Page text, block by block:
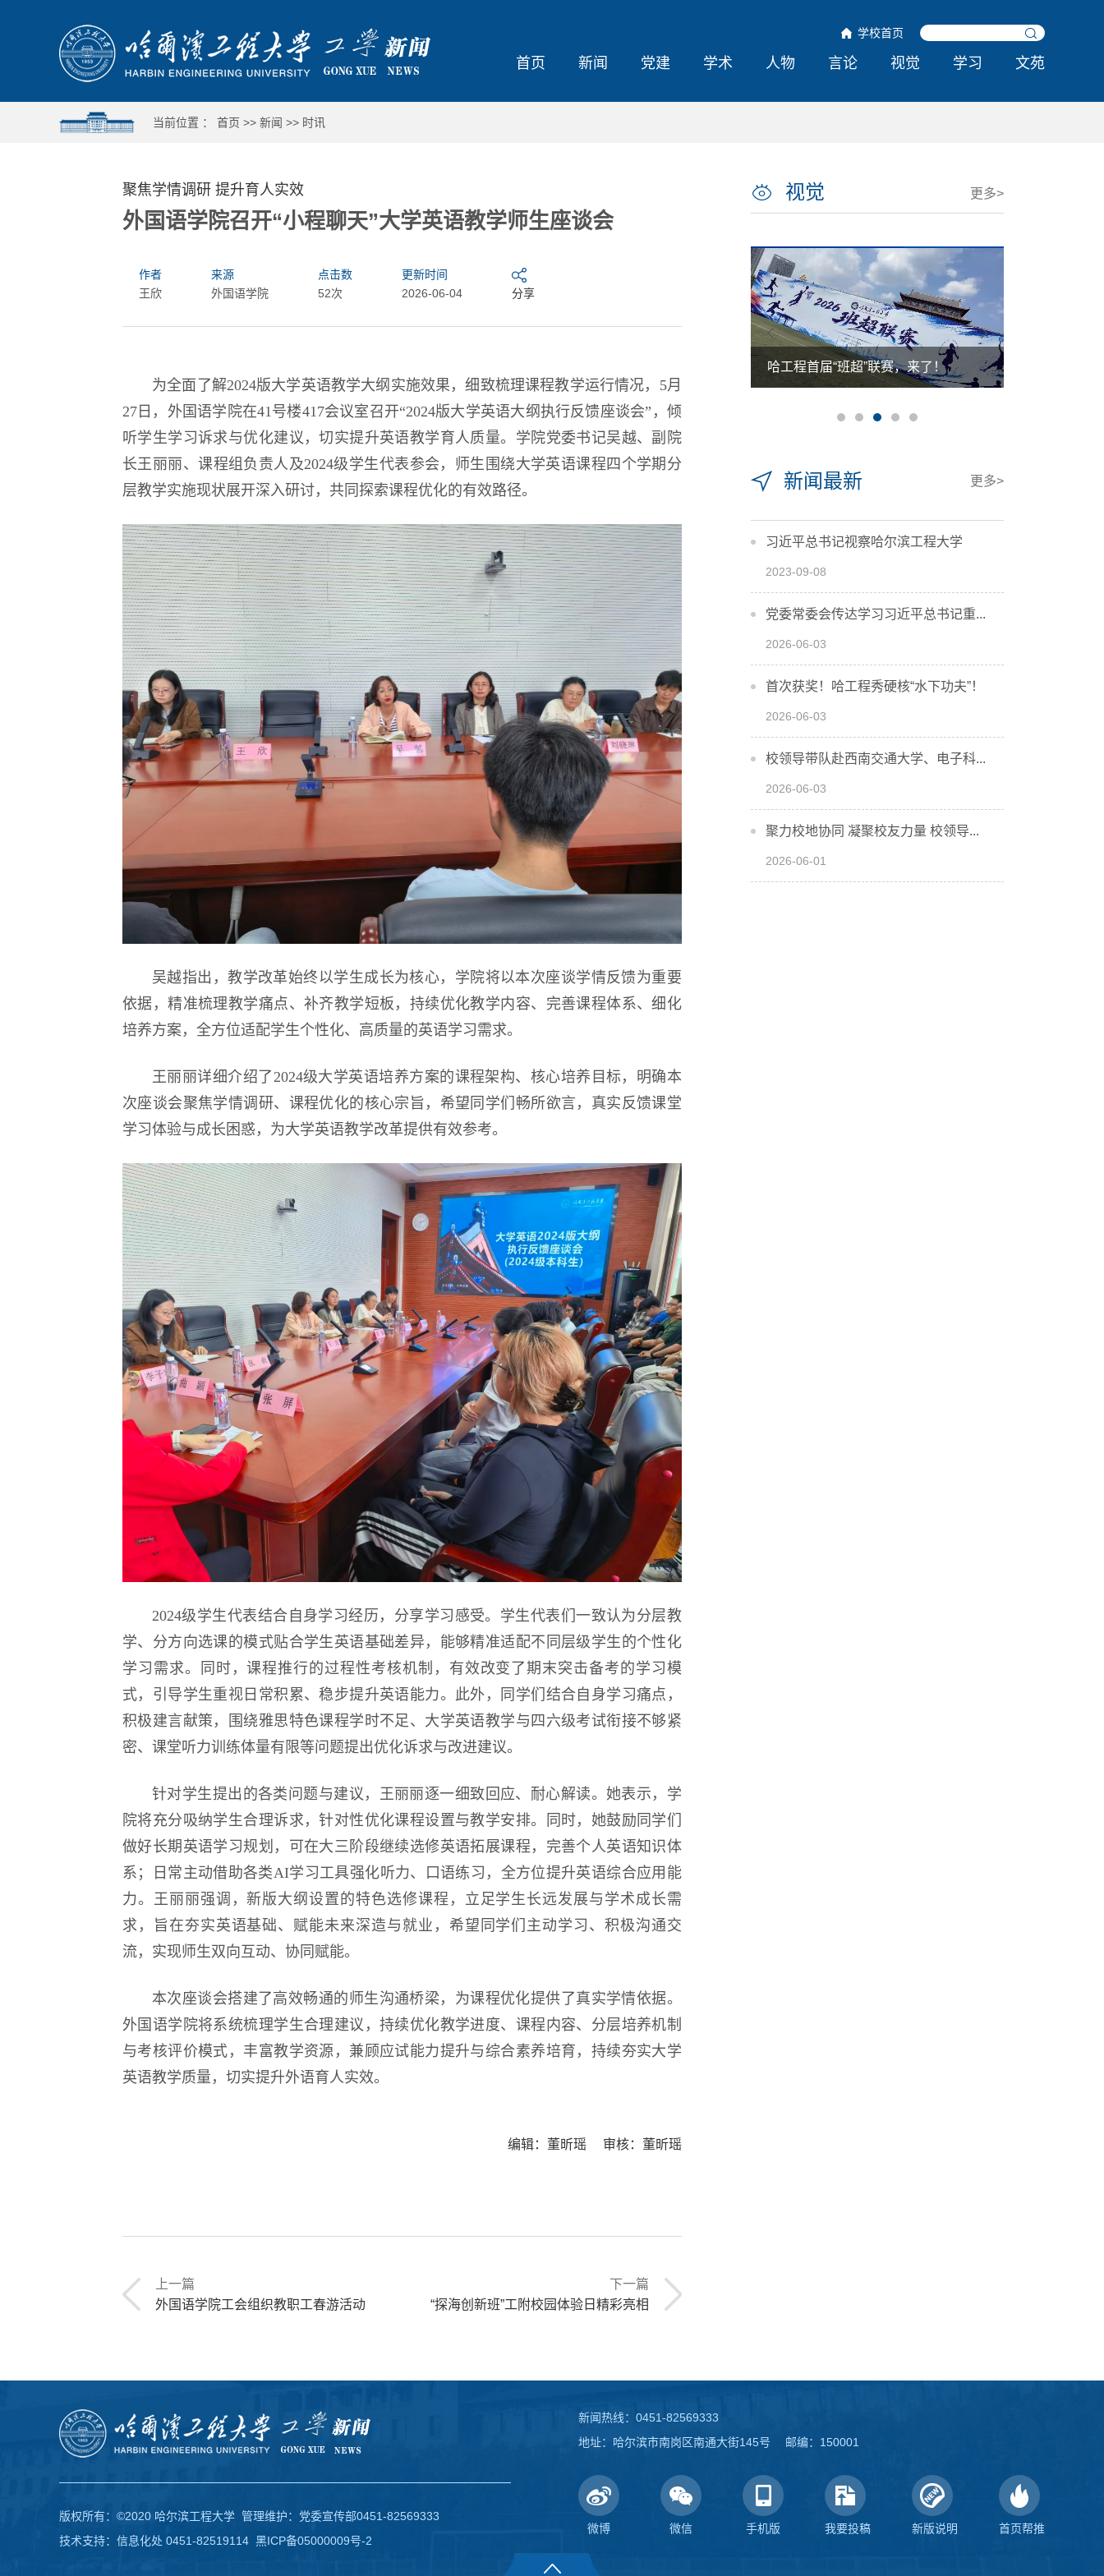
学校首页
首页 新闻 党建 学术 人物 言论 视觉 学习 文苑
当前位置 ： 首页 >> 新闻 >> 时讯
聚焦学情调研 提升育人实效
外国语学院召开“小程聊天”大学英语教学师生座谈会
作者
王欣
来源
外国语学院
点击数
52次
更新时间
2026-06-04
分享
为全面了解2024版大学英语教学大纲实施效果，细致梳理课程教学运行情况，5月
27日，外国语学院在41号楼417会议室召开“2024版大学英语大纲执行反馈座谈会”，倾
听学生学习诉求与优化建议，切实提升英语教学育人质量。学院党委书记吴越、副院
长王丽丽、课程组负责人及2024级学生代表参会，师生围绕大学英语课程四个学期分
层教学实施现状展开深入研讨，共同探索课程优化的有效路径。
吴越指出，教学改革始终以学生成长为核心，学院将以本次座谈学情反馈为重要
依据，精准梳理教学痛点、补齐教学短板，持续优化教学内容、完善课程体系、细化
培养方案，全方位适配学生个性化、高质量的英语学习需求。
王丽丽详细介绍了2024级大学英语培养方案的课程架构、核心培养目标，明确本
次座谈会聚焦学情调研、课程优化的核心宗旨，希望同学们畅所欲言，真实反馈课堂
学习体验与成长困惑，为大学英语教学改革提供有效参考。
2024级学生代表结合自身学习经历，分享学习感受。学生代表们一致认为分层教
学、分方向选课的模式贴合学生英语基础差异，能够精准适配不同层级学生的个性化
学习需求。同时，课程推行的过程性考核机制，有效改变了期末突击备考的学习模
式，引导学生重视日常积累、稳步提升英语能力。此外，同学们结合自身学习痛点，
积极建言献策，围绕雅思特色课程学时不足、大学英语教学与四六级考试衔接不够紧
密、课堂听力训练体量有限等问题提出优化诉求与改进建议。
针对学生提出的各类问题与建议，王丽丽逐一细致回应、耐心解读。她表示，学
院将充分吸纳学生合理诉求，针对性优化课程设置与教学安排。同时，她鼓励同学们
做好长期英语学习规划，可在大三阶段继续选修英语拓展课程，完善个人英语知识体
系；日常主动借助各类AI学习工具强化听力、口语练习，全方位提升英语综合应用能
力。王丽丽强调，新版大纲设置的特色选修课程，立足学生长远发展与学术成长需
求，旨在夯实英语基础、赋能未来深造与就业，希望同学们主动学习、积极沟通交
流，实现师生双向互动、协同赋能。
本次座谈会搭建了高效畅通的师生沟通桥梁，为课程优化提供了真实学情依据。
外国语学院将系统梳理学生合理建议，持续优化教学进度、课程内容、分层培养机制
与考核评价模式，丰富教学资源，兼顾应试能力提升与综合素养培育，持续夯实大学
英语教学质量，切实提升外语育人实效。
编辑：董昕瑶 审核：董昕瑶
上一篇
外国语学院工会组织教职工春游活动
下一篇
“探海创新班”工附校园体验日精彩亮相
视觉 更多>
外国人能搞的，难道中国人不能搞？
新闻最新 更多>
习近平总书记视察哈尔滨工程大学
2023-09-08
党委常委会传达学习习近平总书记重...
2026-06-03
首次获奖！哈工程秀硬核“水下功夫”！
2026-06-03
校领导带队赴西南交通大学、电子科...
2026-06-03
聚力校地协同 凝聚校友力量 校领导...
2026-06-01
版权所有：©2020 哈尔滨工程大学 管理维护：党委宣传部0451-82569333
技术支持：信息化处 0451-82519114 黑ICP备05000009号-2
新闻热线：0451-82569333
地址：哈尔滨市南岗区南通大街145号 邮编：150001
微博 微信 手机版 我要投稿 新版说明 首页帮推